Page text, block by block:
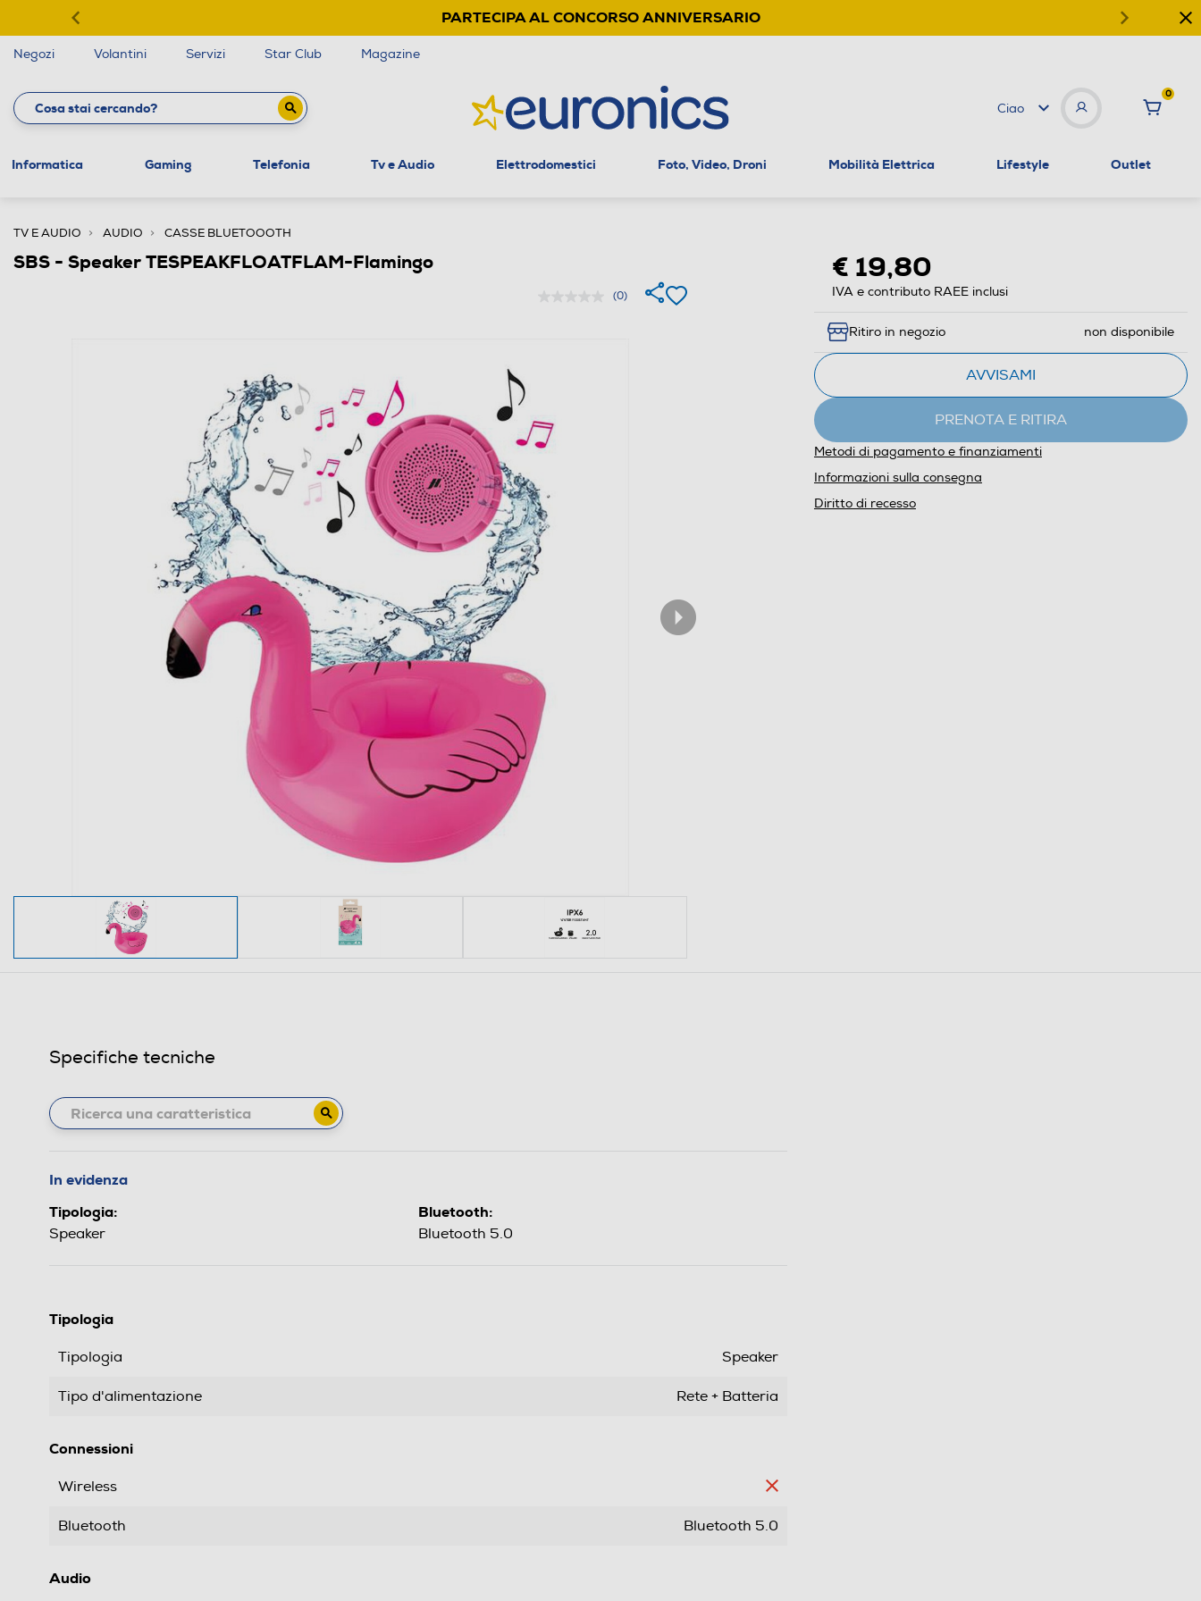
PARTECIPA AL CONCORSO ANNIVERSARIO
Negozi Volantini Servizi Star Club Magazine
Ciao
0
Informatica Gaming Telefonia Tv e Audio Elettrodomestici Foto, Video, Droni Mobilità Elettrica Lifestyle Outlet
TV E AUDIO AUDIO CASSE BLUETOOOTH
SBS - Speaker TESPEAKFLOATFLAM-Flamingo
(0)
€ 19,80
IVA e contributo RAEE inclusi
Ritiro in negozio non disponibile
AVVISAMI
PRENOTA E RITIRA
Metodi di pagamento e finanziamenti
Informazioni sulla consegna
Diritto di recesso
Specifiche tecniche
In evidenza
Tipologia:
Speaker
Bluetooth:
Bluetooth 5.0
Tipologia
Tipologia Speaker
Tipo d'alimentazione Rete + Batteria
Connessioni
Wireless
Bluetooth Bluetooth 5.0
Audio